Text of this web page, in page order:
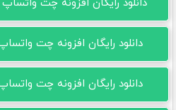
دانلود رایگان افزونه چت
دانلود رایگان افزونه چت